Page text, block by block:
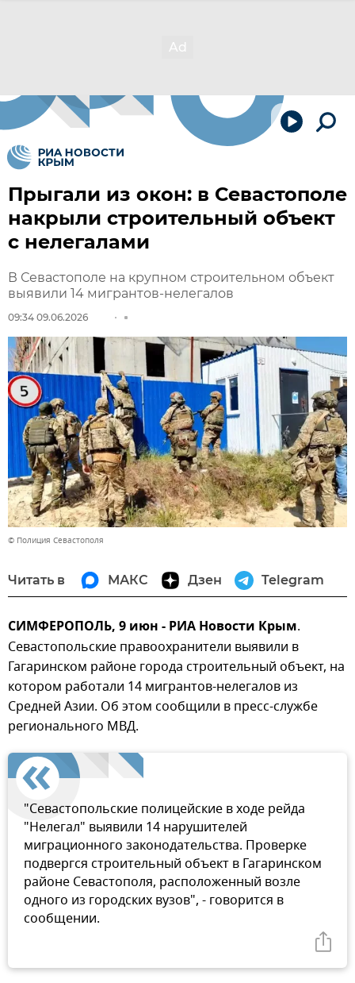
Прыгали из окон: в Севастополе
накрыли строительный объект
с нелегалами
В Севастополе на крупном строительном объект
выявили 14 мигрантов-нелегалов
09:34 09.06.2026
© Полиция Севастополя
Читать в МАКС Дзен Telegram
СИМФЕРОПОЛЬ, 9 июн - РИА Новости Крым.
Севастопольские правоохранители выявили в
Гагаринском районе города строительный объект, на
котором работали 14 мигрантов-нелегалов из
Средней Азии. Об этом сообщили в пресс-службе
регионального МВД.
"Севастопольские полицейские в ходе рейда
"Нелегал" выявили 14 нарушителей
миграционного законодательства. Проверке
подвергся строительный объект в Гагаринском
районе Севастополя, расположенный возле
одного из городских вузов", - говорится в
сообщении.